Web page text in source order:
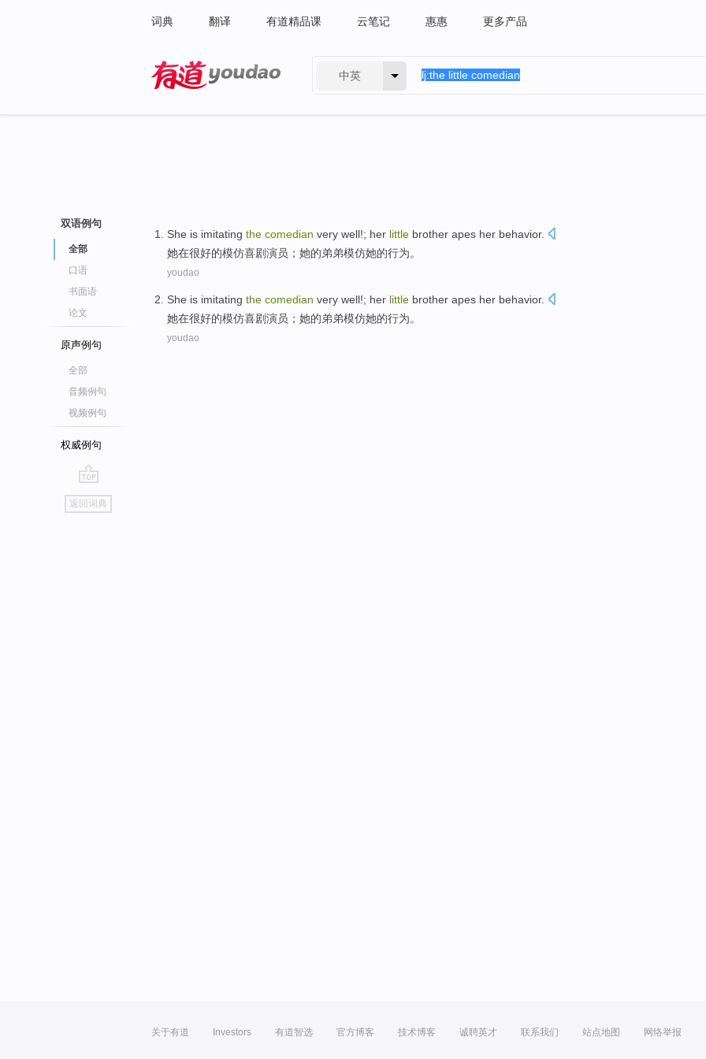
词典 翻译 有道精品课 云笔记 惠惠 更多产品
中英
双语例句
全部
口语
书面语
论文
原声例句
全部
音频例句
视频例句
权威例句
go
top
返回词典
She is imitating the comedian very well!; her little brother apes her behavior.
她在很好的模仿喜剧演员 ； 她的弟弟模仿她的行为。
youdao
She is imitating the comedian very well!; her little brother apes her behavior.
她在很好的模仿喜剧演员 ； 她的弟弟模仿她的行为。
youdao
关于有道 Investors 有道智选 官方博客 技术博客 诚聘英才 联系我们 站点地图 网络举报